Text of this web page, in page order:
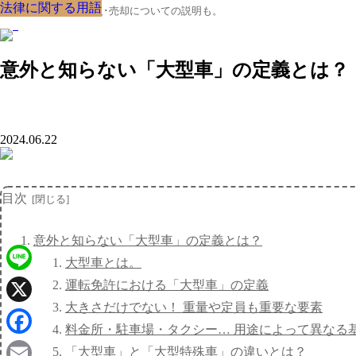
クルマの大辞典、購入･売却についての説明も。
意外と知らない「大型車」の定義とは？
法律に関する用語
2024.06.22
目次
意外と知らない「大型車」の定義とは？
大型車とは。
運転免許における「大型車」の定義
大きさだけでない！ 重量や定員も重要な要素
料金所・駐車場・タクシー… 用途によって異なる
「大型車」と「大型特殊車」の違いとは？
法律に関する用語
法律に関する用語
法律に関する用語
法律に関する用語
法律に関する用語
法律に関する用語
法律に関する用語
法律に関する用語
Line
X
Facebook